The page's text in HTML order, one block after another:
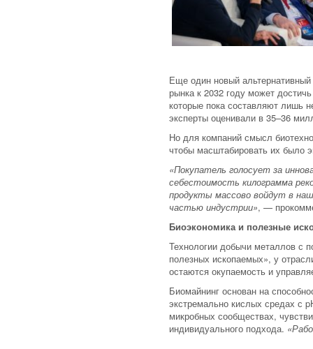
Еще один новый
рынка к 2032 году может
которые пока составляют лишь
эксперты оценивали в 35–36
Но для компаний смысл
чтобы масштабировать их было
«Покупатель голосует за
себестоимость килограмма
продукты массово войдут в
частью индустрии», —
Биоэкономика и полезные
Технологии добычи металлов с
полезных ископаемых», у
остаются окупаемость и
Биомайнинг основан на
экстремально кислых средах с
микробных сообществах,
индивидуального подхода.